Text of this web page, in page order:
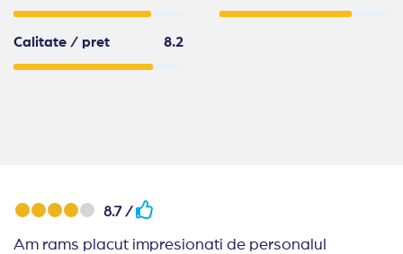
Calitate / pret 8.2
8.7 /
Am rams placut impresionati de personalul